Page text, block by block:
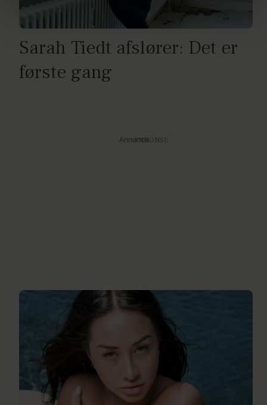
dine personoplysninger i forbindelse hermed i både
voresprivatlivspolitikogcookiepolitik.
Sarah Tiedt afslører: Det er
første gang
Annonce